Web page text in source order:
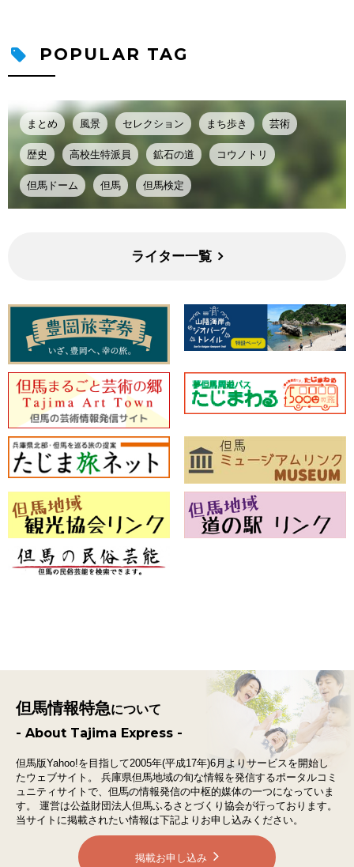
POPULAR TAG
まとめ 風景 セレクション まち歩き 芸術
歴史 高校生特派員 鉱石の道 コウノトリ
但馬ドーム 但馬 但馬検定
ライター一覧
但馬情報特急について
- About Tajima Express -
但馬版Yahoo!を目指して2005年(平成17年)6月よりサービスを開始し
たウェブサイト。
兵庫県但馬地域の旬な情報を発信するポータルコミ
ュニティサイトで、 但馬の情報発信の中枢的媒体の一つになっていま
す。
運営は公益財団法人但馬ふるさとづくり協会が行っております。
当サイトに掲載されたい情報は下記よりお申し込みください。
掲載お申し込み